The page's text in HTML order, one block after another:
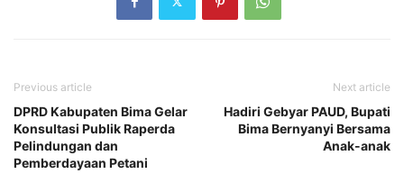
Previous article
DPRD Kabupaten Bima Gelar
Konsultasi Publik Raperda
Pelindungan dan
Pemberdayaan Petani
Next article
Hadiri Gebyar PAUD, Bupati
Bima Bernyanyi Bersama
Anak-anak